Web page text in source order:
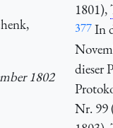
1802
1801),
377In
dieser
Nr. 99